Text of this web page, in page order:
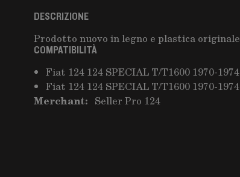
DESCRIZIONE
Prodotto nuovo in legno e plastica
COMPATIBILITÀ
Fiat 124 124 SPECIAL T/T1600 1970-
Fiat 124 124 SPECIAL T/T1600 1970-
Merchant: Seller Pro 124